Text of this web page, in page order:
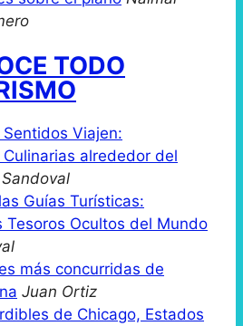
TODO
Viajen:
Culinarias alrededor del
Guías Turísticas:
Tesoros Ocultos del Mundo
más concurridas de
Juan Ortiz
de Chicago, Estados